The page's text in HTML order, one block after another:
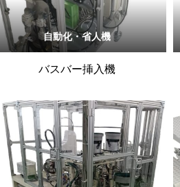
自動化・省人機
バスバー挿入機